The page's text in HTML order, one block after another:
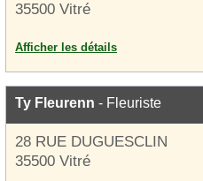
35500 Vitré
Afficher les détails
Ty Fleurenn - Fleuriste
28 RUE DUGUESCLIN
35500 Vitré